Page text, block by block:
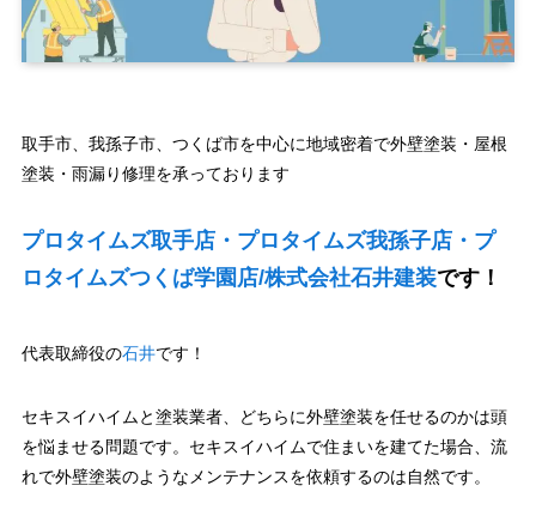
取手市、我孫子市、つくば市を中心に地域密着で外壁塗装・屋根
塗装・雨漏り修理を承っております
プロタイムズ取手店・プロタイムズ我孫子店・プ
ロタイムズつくば学園店/株式会社石井建装です！
代表取締役の石井です！
セキスイハイムと塗装業者、どちらに外壁塗装を任せるのかは頭
を悩ませる問題です。セキスイハイムで住まいを建てた場合、流
れで外壁塗装のようなメンテナンスを依頼するのは自然です。